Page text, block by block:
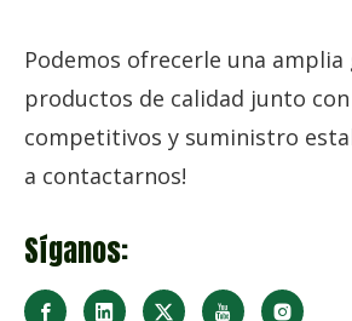
Podemos ofrecerle una amplia
productos de calidad junto
competitivos y suministro
a contactarnos!
Síganos: